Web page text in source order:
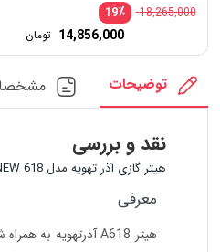
٪19 18,265,000
14,856,000 تومان
توضیحات
نقد و بررسی
هیتر گازی آذر تهویه مدل NEW 618
معرفی